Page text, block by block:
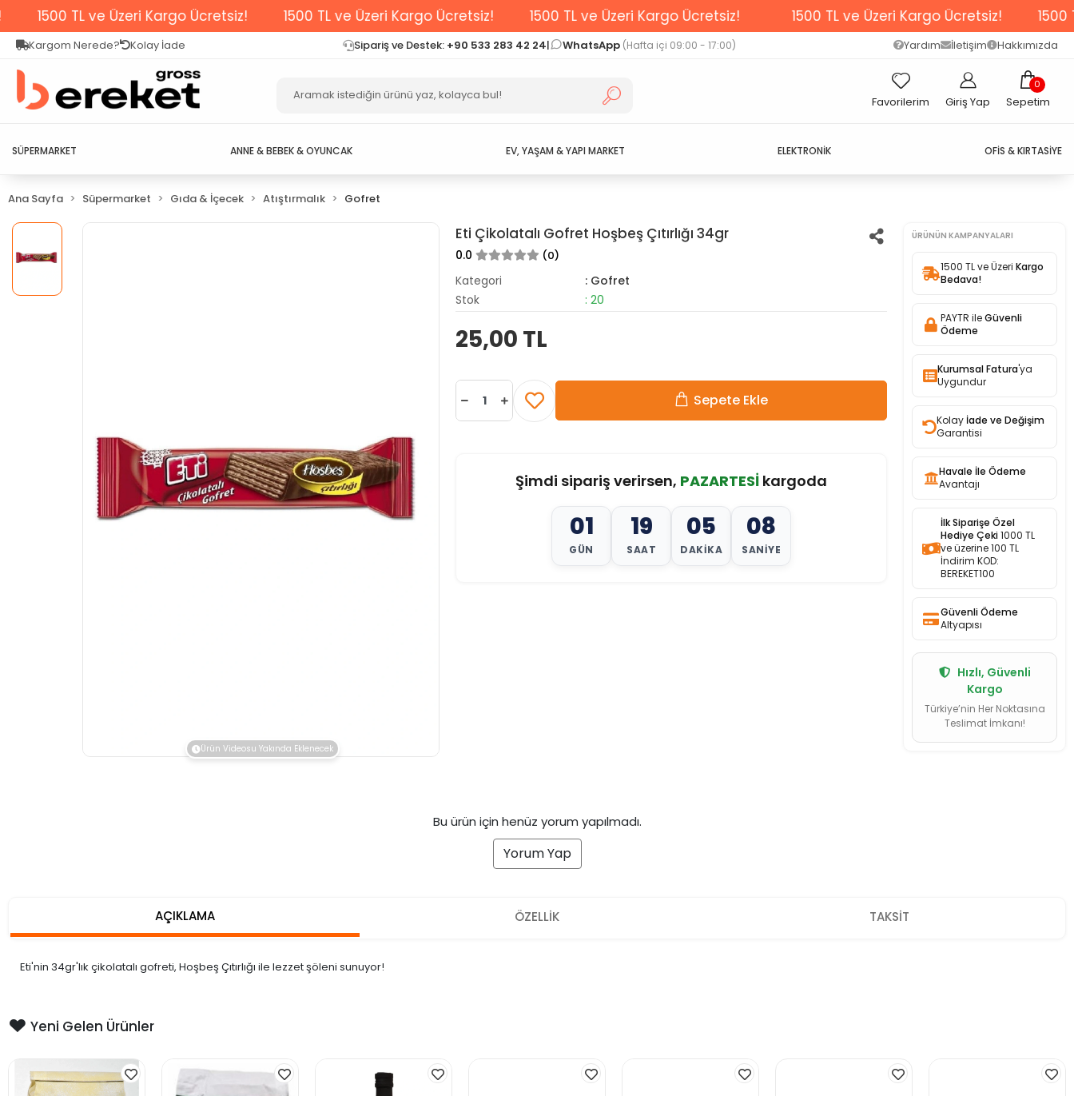
TL ve Üzeri Kargo Ücretsiz! 1500 TL ve Üzeri Kargo Ücretsiz! 1500 TL ve Üzeri Kargo Ücretsiz! 1500 TL ve Üzeri Kargo Ücretsiz! 1500 TL ve
Kargom Nerede? Kolay İade Sipariş ve Destek: +90 533 283 42 24| WhatsApp (Hafta içi 09:00 - 17:00) Yardım İletişim Hakkımızda
Favorilerim Giriş Yap
0
Sepetim
SÜPERMARKET ANNE & BEBEK & OYUNCAK EV, YAŞAM & YAPI MARKET ELEKTRONİK OFİS & KIRTASİYE
Ana Sayfa Süpermarket Gıda & İçecek Atıştırmalık Gofret
Ürün Videosu Yakında Eklenecek
Eti Çikolatalı Gofret Hoşbeş Çıtırlığı 34gr
0.0 (0)
Kategori
: Gofret
Stok
: 20
25,00 TL
Sepete Ekle
Şimdi sipariş verirsen, PAZARTESİ kargoda
01
GÜN
19
SAAT
05
DAKIKA
06
SANIYE
ÜRÜNÜN KAMPANYALARI
1500 TL ve Üzeri Kargo
Bedava!
PAYTR ileGüvenli
Ödeme
Kurumsal Fatura'ya
Uygundur
Kolay İade ve Değişim
Garantisi
Havale İle Ödeme
Avantajı
İlk Siparişe Özel
Hediye Çeki1000 TL
ve üzerine 100 TL
İndirim KOD:
BEREKET100
Güvenli Ödeme
Altyapısı
Hızlı, Güvenli
Kargo
Türkiye’nin Her Noktasına
Teslimat İmkanı!
Bu ürün için henüz yorum yapılmadı.
Yorum Yap
AÇIKLAMA ÖZELLİK TAKSİT
Eti'nin 34gr'lık çikolatalı gofreti, Hoşbeş Çıtırlığı ile lezzet şöleni sunuyor!
Yeni Gelen Ürünler